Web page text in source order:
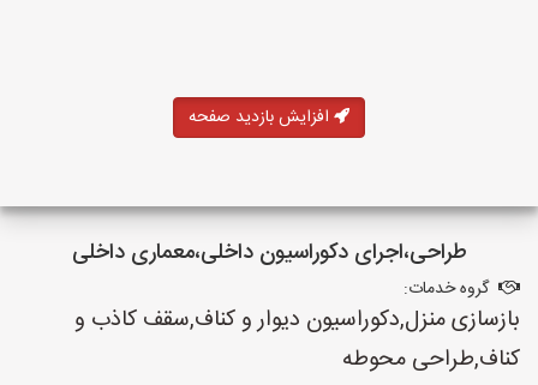
افزایش بازدید صفحه
طراحی،اجرای دکوراسیون داخلی،معماری داخلی
گروه خدمات:
بازسازی منزل,دکوراسیون دیوار و کناف,سقف کاذب و
کناف,طراحی محوطه